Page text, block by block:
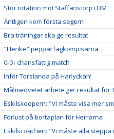
Stor rotation mot Staffanstorp i DM
Äntligen kom första segern
Bra träningar ska ge resultat
"Henke" peppar lagkompisarna
0-0 i chansfattig match
Inför Torslanda på Harlyckan!
Målmedvetet arbete ger resultat för
Eskilskeepern: "VI måste visa mer
Förlust på bortaplan för Herrarna
Eskilscoachen: "Vi måste alla steppa